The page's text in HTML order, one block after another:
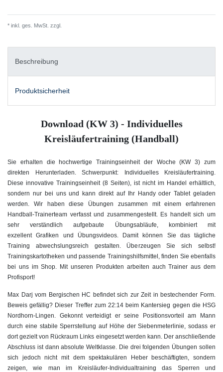
* inkl. ges. MwSt. zzgl.
Beschreibung
Produktsicherheit
Download (KW 3) - Individuelles
Kreisläufertraining (Handball)
Sie erhalten die hochwertige Trainingseinheit der Woche (KW 3) zum
direkten Herunterladen. Schwerpunkt: Individuelles Kreisläufertraining
Diese innovative Trainingseinheit (8 Seiten), ist nicht im Handel erhältlich,
sondern nur bei uns und kann direkt auf Ihr Handy oder Tablet geladen
werden. Wir haben diese Übungen zusammen mit einem erfahrenen
Handball-Trainerteam verfasst und zusammengestellt. Es handelt sich um
sehr verständlich aufgebaute Übungsabläufe, kombiniert mit
exzellent Grafiken und Übungsvideos. Damit können Sie das tägliche
Training abwechslungsreich gestalten. Überzeugen Sie sich selbst!
Trainingskartotheken und passende Trainingshilfsmittel, finden Sie ebenfalls
bei uns im Shop. Mit unseren Produkten arbeiten auch Trainer aus dem
Profisport!
Max Darj vom Bergischen HC befindet sich zur Zeit in bestechender Form.
Beweis gefällig? Dieser Treffer zum 22:14 beim Kantersieg gegen die HSG
Nordhorn-Lingen. Gekonnt verteidigt er seine Positionsvorteil am Mann
durch eine stabile Sperrstellung auf Höhe der Siebenmeterlinie, sodass er
dort gezielt von Rückraum Links eingesetzt werden kann. Der anschließende
Abschluss ist dann absolute Weltklasse. Die drei folgenden Übungen sollen
sich jedoch nicht mit dem spektakulären Heber beschäftigten, sondern
zeigen, wie man im Kreisläufer-Individualtraining das Sperren und